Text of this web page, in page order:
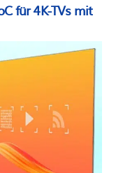
für 4K-TVs mit